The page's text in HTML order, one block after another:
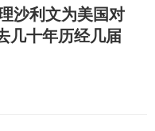
沙利文为美国对
几十年历经几届